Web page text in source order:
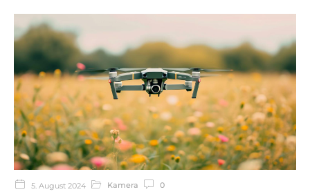
5. August 2024 Kamera 0